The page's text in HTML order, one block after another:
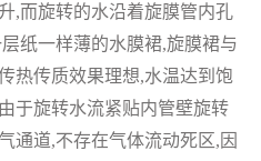
,而旋转的水沿着旋膜管内孔
纸一样薄的水膜裙,旋膜裙与
热传质效果理想,水温达到饱
于旋转水流紧贴内管壁旋转
通道,不存在气体流动死区,因